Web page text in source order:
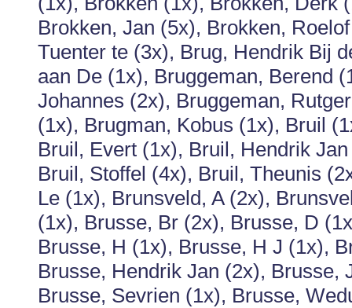
Brokken, Jan (5x), Brokken,
Tuenter te (3x), Brug, Hendrik Bij
aan De (1x), Bruggeman, Berend
Johannes (2x), Bruggeman,
(1x), Brugman, Kobus (1x), Bruil
Bruil, Evert (1x), Bruil, Hendrik
Bruil, Stoffel (4x), Bruil, Theunis
Le (1x), Brunsveld, A (2x),
(1x), Brusse, Br (2x), Brusse, D
Brusse, H (1x), Brusse, H J (1x),
Brusse, Hendrik Jan (2x), Brusse,
Brusse, Sevrien (1x), Brusse,